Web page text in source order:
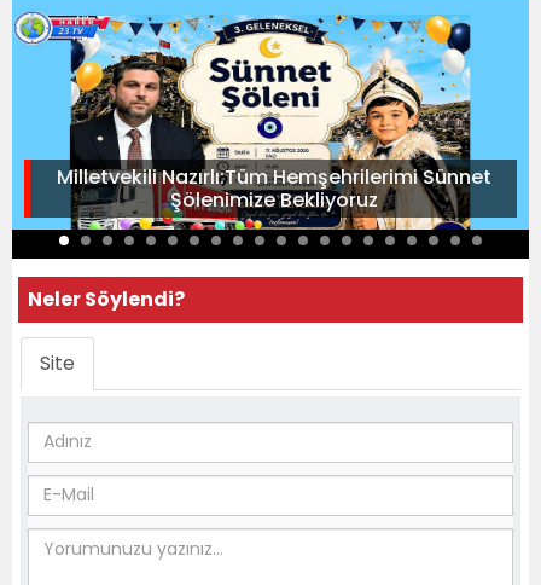
Milletvekili Nazırlı:Tüm Hemşehrilerimi Sünnet
Şölenimize Bekliyoruz
Neler Söylendi?
Site